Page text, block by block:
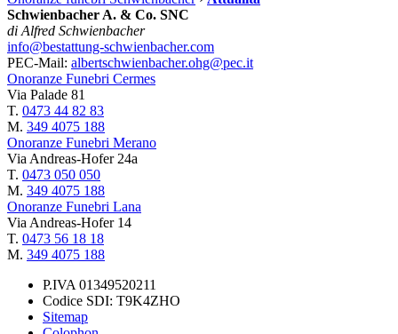
Schwienbacher A. & Co. SNC
di Alfred Schwienbacher
info@bestattung-schwienbacher.com
PEC-Mail: albertschwienbacher.ohg@pec.it
Onoranze Funebri Cermes
Via Palade 81
T. 0473 44 82 83
M. 349 4075 188
Onoranze Funebri Merano
Via Andreas-Hofer 24a
T. 0473 050 050
M. 349 4075 188
Onoranze Funebri Lana
Via Andreas-Hofer 14
T. 0473 56 18 18
M. 349 4075 188
P.IVA 01349520211
Codice SDI: T9K4ZHO
Sitemap